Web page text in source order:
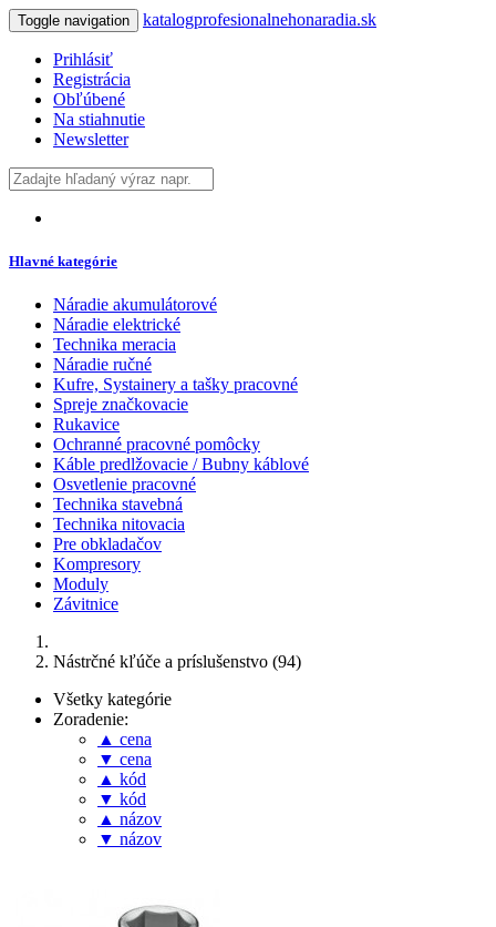
Toggle navigation katalogprofesionalnehonaradia.sk
Prihlásiť
Registrácia
Obľúbené
Na stiahnutie
Newsletter
Hlavné kategórie
Náradie akumulátorové
Náradie elektrické
Technika meracia
Náradie ručné
Kufre, Systainery a tašky pracovné
Spreje značkovacie
Rukavice
Ochranné pracovné pomôcky
Káble predlžovacie / Bubny káblové
Osvetlenie pracovné
Technika stavebná
Technika nitovacia
Pre obkladačov
Kompresory
Moduly
Závitnice
Nástrčné kľúče a príslušenstvo (94)
Všetky kategórie
Zoradenie:
▲ cena
▼ cena
▲ kód
▼ kód
▲ názov
▼ názov